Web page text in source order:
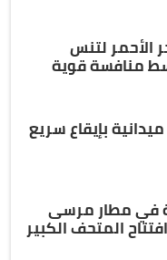
الأحمر لتنس
منافسة قوية
بإيقاع سريع
في مطار مرسى
المتحف الكبير